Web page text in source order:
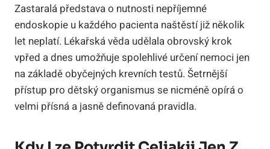
Zastaralá představa o nutnosti nepříjemné
endoskopie u každého pacienta naštěstí již několik
let neplatí. Lékařská věda udělala obrovský krok
vpřed a dnes umožňuje spolehlivé určení nemoci jen
na základě obyčejných krevních testů. Šetrnější
přístup pro dětský organismus se nicméně opírá o
velmi přísná a jasně definovaná pravidla.